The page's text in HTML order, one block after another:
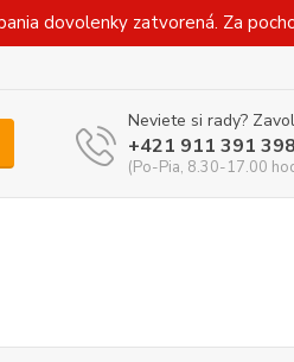
dovolenky zatvorená. Za
Neviete si rady?
+421 911 391 398
(Po-Pia, 8.30-17.00